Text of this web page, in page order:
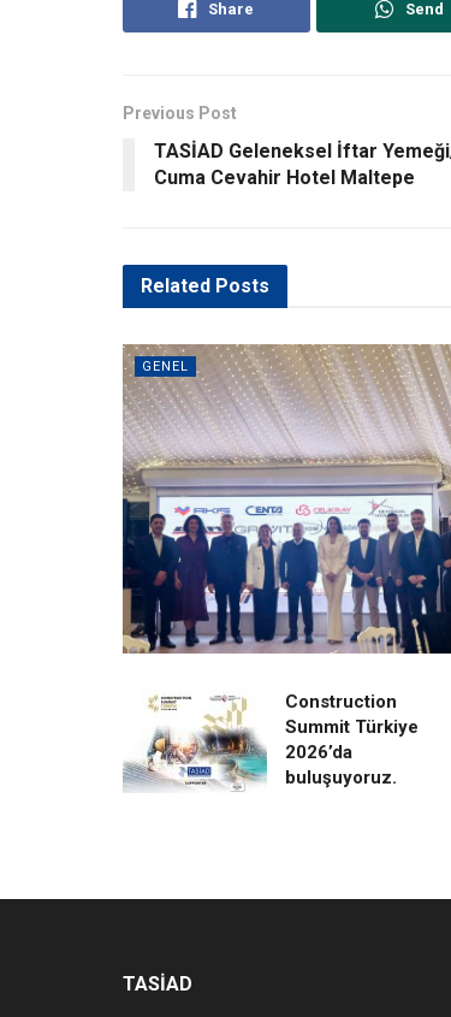
Share Send
Previous Post
TASİAD Geleneksel İftar
Cuma Cevahir Hotel Maltepe
Related Posts
GENEL
Construction
Summit Türkiye
2026’da
buluşuyoruz.
TASİAD